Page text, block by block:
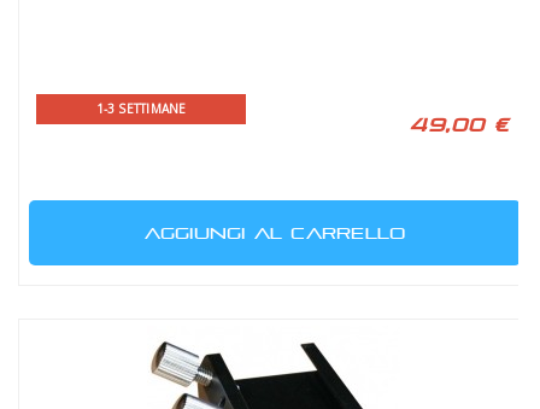
1-3 SETTIMANE
49,00 €
AGGIUNGI AL CARRELLO